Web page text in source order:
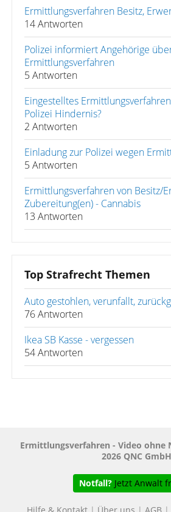
Ermittlungsverfahren Besitz,
14 Antworten
Polizei informiert Angehörige
Ermittlungsverfahren
5 Antworten
Eingestelltes
Polizei Hindernis?
2 Antworten
Einladung zur Polizei wegen
5 Antworten
Ermittlungsverfahren von Besitz/
Zubereitung(en) - Cannabis
13 Antworten
Top Strafrecht Themen
Auto gestohlen, verunfallt,
76 Antworten
Ikea SB Kasse - vergessen
54 Antworten
Ermittlungsverfahren - Video ohne
2026 QNC GmbH
Notfall? Jetzt Anwalt